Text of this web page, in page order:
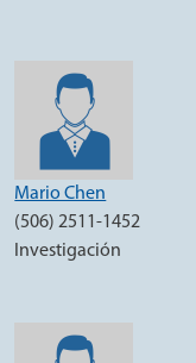
Mario Chen
(506) 2511-1452
Investigación